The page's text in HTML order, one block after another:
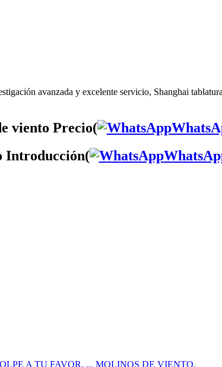
avanzada y excelente servicio, Shanghai
viento Precio(
Introducción(
A TU FAVOR. ... MOLINOS DE VIENTO.